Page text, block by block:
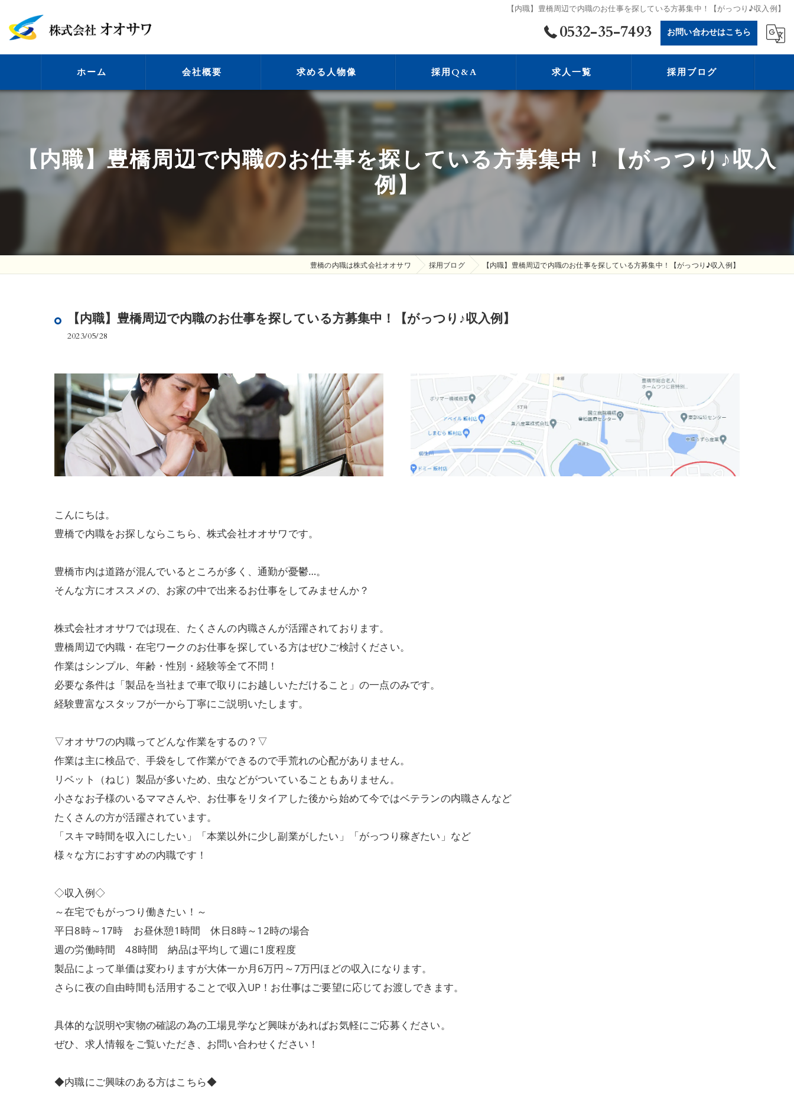
【内職】豊橋周辺で内職のお仕事を探している方募集中！【がっつり♪収入例】
0532-35-7493 お問い合わせはこちら
ホーム 会社概要
ビジョン
求める人物像 採用Q&A 求人一覧 採用ブログ
【内職】豊橋周辺で内職のお仕事を探している方募集中！【がっつり♪収入
例】
豊橋の内職は株式会社オオサワ 採用ブログ 【内職】豊橋周辺で内職のお仕事を探している方募集中！【がっつり♪収入例】
【内職】豊橋周辺で内職のお仕事を探している方募集中！【がっつり♪収入例】
2023/05/28
こんにちは。
豊橋で内職をお探しならこちら、株式会社オオサワです。
豊橋市内は道路が混んでいるところが多く、通勤が憂鬱…。
そんな方にオススメの、お家の中で出来るお仕事をしてみませんか？
株式会社オオサワでは現在、たくさんの内職さんが活躍されております。
豊橋周辺で内職・在宅ワークのお仕事を探している方はぜひご検討ください。
作業はシンプル、年齢・性別・経験等全て不問！
必要な条件は「製品を当社まで車で取りにお越しいただけること」の一点のみです。
経験豊富なスタッフが一から丁寧にご説明いたします。
▽オオサワの内職ってどんな作業をするの？▽
作業は主に検品で、手袋をして作業ができるので手荒れの心配がありません。
リベット（ねじ）製品が多いため、虫などがついていることもありません。
小さなお子様のいるママさんや、お仕事をリタイアした後から始めて今ではベテランの内職さんなど
たくさんの方が活躍されています。
「スキマ時間を収入にしたい」「本業以外に少し副業がしたい」「がっつり稼ぎたい」など
様々な方におすすめの内職です！
◇収入例◇
～在宅でもがっつり働きたい！～
平日8時～17時 お昼休憩1時間 休日8時～12時の場合
週の労働時間 48時間 納品は平均して週に1度程度
製品によって単価は変わりますが大体一か月6万円～7万円ほどの収入になります。
さらに夜の自由時間も活用することで収入UP！お仕事はご要望に応じてお渡しできます。
具体的な説明や実物の確認の為の工場見学など興味があればお気軽にご応募ください。
ぜひ、求人情報をご覧いただき、お問い合わせください！
◆内職にご興味のある方はこちら◆